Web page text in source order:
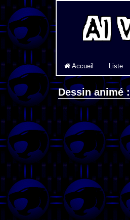
Accueil Liste
Dessin animé